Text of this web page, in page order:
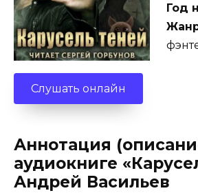
Год
Слушать онлайн
Аннотация
аудиокниге
Андрей Васильев